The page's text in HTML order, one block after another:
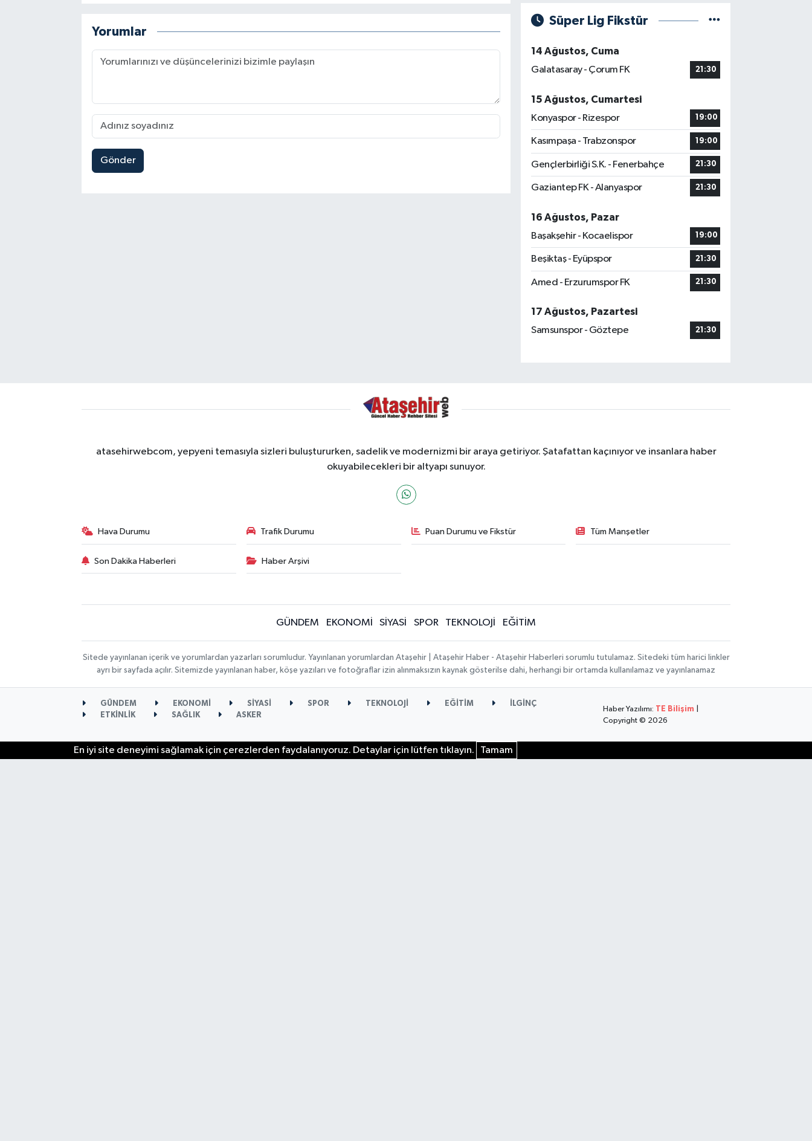
Yorumlar
Gönder
Süper Lig Fikstür
14 Ağustos, Cuma
Galatasaray - Çorum FK
21:30
15 Ağustos, Cumartesi
Konyaspor - Rizespor
19:00
Kasımpaşa - Trabzonspor 19:00
Gençlerbirliği S.K. - Fenerbahçe 21:30
Gaziantep FK - Alanyaspor 21:30
16 Ağustos, Pazar
Başakşehir - Kocaelispor
19:00
Beşiktaş - Eyüpspor 21:30
Amed - Erzurumspor FK 21:30
17 Ağustos, Pazartesi
Samsunspor - Göztepe
21:30
atasehirwebcom, yepyeni temasıyla sizleri buluştururken, sadelik ve modernizmi bir araya getiriyor. Şatafattan kaçınıyor ve insanlara haber
okuyabilecekleri bir altyapı sunuyor.
Hava Durumu Trafik Durumu Puan Durumu ve Fikstür Tüm Manşetler
Son Dakika Haberleri Haber Arşivi
GÜNDEM EKONOMİ SİYASİ SPOR TEKNOLOJİ EĞİTİM
Sitede yayınlanan içerik ve yorumlardan yazarları sorumludur. Yayınlanan yorumlardan Ataşehir | Ataşehir Haber - Ataşehir Haberleri sorumlu tutulamaz. Sitedeki tüm harici linkler
ayrı bir sayfada açılır. Sitemizde yayınlanan haber, köşe yazıları ve fotoğraflar izin alınmaksızın kaynak gösterilse dahi, herhangi bir ortamda kullanılamaz ve yayınlanamaz
GÜNDEM EKONOMİ SİYASİ SPOR TEKNOLOJİ EĞİTİM
İLGİNÇ
ETKİNLİK
SAĞLIK ASKER
Haber Yazılımı: TE Bilişim
Copyright © 2026
En iyi site deneyimi sağlamak için çerezlerden faydalanıyoruz. Detaylar için lütfen tıklayın. Tamam